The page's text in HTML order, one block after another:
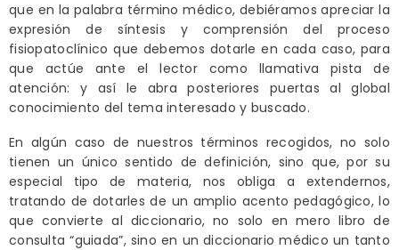
que en la palabra término médico, debiéramos apreciar la
expresión de síntesis y comprensión del proceso
fisiopatoclínico que debemos dotarle en cada caso, para
que actúe ante el lector como llamativa pista de
atención: y así le abra posteriores puertas al global
conocimiento del tema interesado y buscado.
En algún caso de nuestros términos recogidos, no solo
tienen un único sentido de definición, sino que, por su
especial tipo de materia, nos obliga a extendernos,
tratando de dotarles de un amplio acento pedagógico, lo
que convierte al diccionario, no solo en mero libro de
consulta “guiada”, sino en un diccionario médico un tanto